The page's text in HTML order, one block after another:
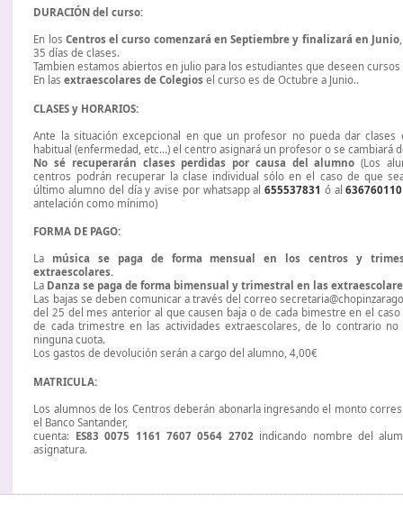
DURACIÓN del curso:
En los Centros el curso comenzará en Septiembre y finalizará en Junio
35 días de clases.
Tambien estamos abiertos en julio para los estudiantes que deseen
En lasextraescolares de Colegios el curso es de Octubre a Junio..
CLASES y HORARIOS:
Ante la situación excepcional en que un profesor no pueda dar clases
habitual (enfermedad, etc...) el centro asignará un profesor o se cambiará
No sé recuperarán clases perdidas por causa del alumno (Los
centros podrán recuperar la clase individual sólo en el caso de que
último alumno del día y avise por whatsapp al655537831 ó al636760110
antelación como mínimo)
FORMA DE PAGO:
La música se paga de forma mensual en los centros y
extraescolares.
La Danza se paga de forma bimensual y trimestral en las
Las bajas se deben comunicar a través del correo
del 25 del mes anterior al que causen baja o de cada bimestre en el caso
de cada trimestre en las actividades extraescolares, de lo contrario no
ninguna cuota.
Los gastos de devolución serán a cargo del alumno, 4,00€
MATRICULA:
Los alumnos de los Centros deberán abonarla ingresando el monto
el Banco Santander,
cuenta: ES83 0075 1161 7607 0564 2702 indicando nombre del
asignatura.